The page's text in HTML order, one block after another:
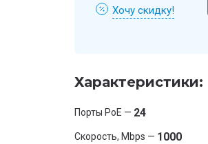
Хочу скидку!
Характеристики:
Порты PoE — 24
Скорость, Mbps — 1000